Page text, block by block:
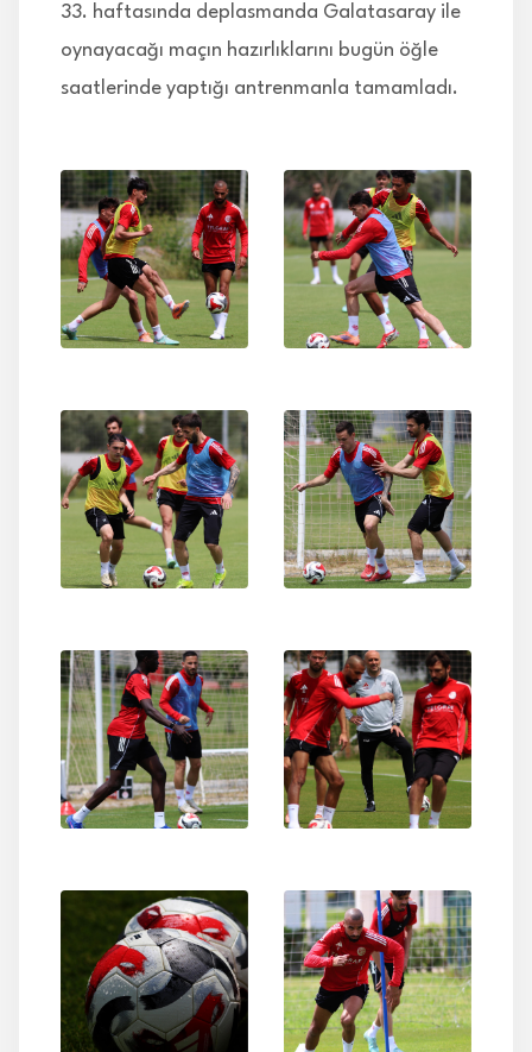
33. haftasında deplasmanda Galatasaray ile
oynayacağı maçın hazırlıklarını bugün öğle
saatlerinde yaptığı antrenmanla tamamladı.